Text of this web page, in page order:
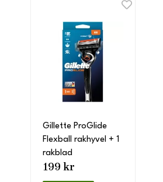
Gillette ProGlide
Flexball rakhyvel + 1
rakblad
199 kr